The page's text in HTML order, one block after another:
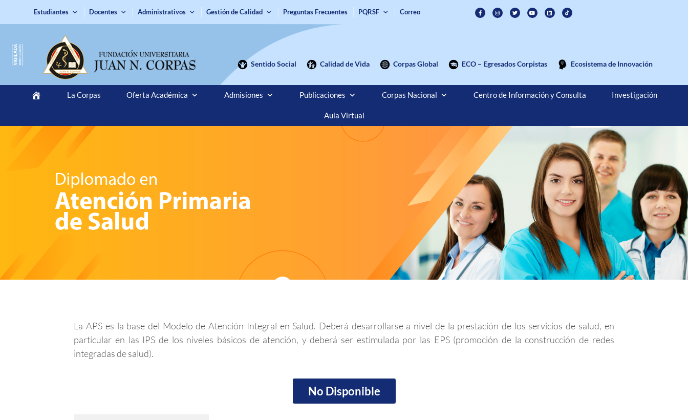
Estudiantes Docentes Administrativos Gestión de Calidad Preguntas Frecuentes PQRSF Correo
Sentido Social Calidad de Vida Corpas Global ECO – Egresados Corpistas Ecosistema de Innovación
La Corpas Oferta Académica Admisiones Publicaciones Corpas Nacional Centro de Información y Consulta Investigación
Aula Virtual
La APS es la base del Modelo de Atención Integral en Salud. Deberá desarrollarse a nivel de la prestación de los servicios de salud, en
particular en las IPS de los niveles básicos de atención, y deberá ser estimulada por las EPS (promoción de la construcción de redes
integradas de salud).
No Disponible